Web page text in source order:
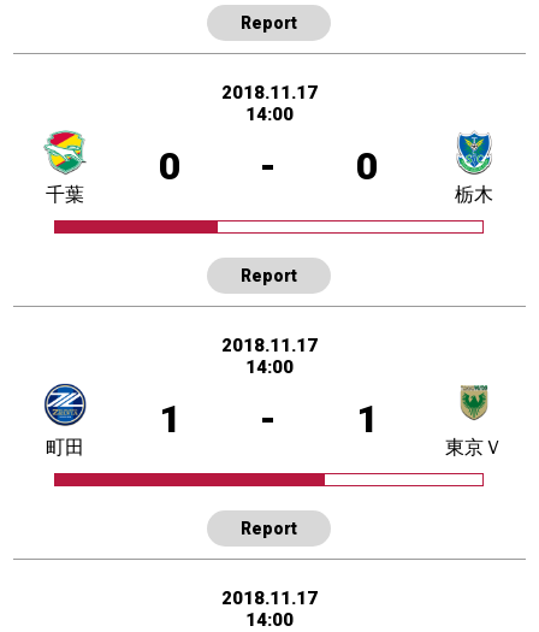
Report
2018.11.17
14:00
0 - 0
千葉 栃木
Report
2018.11.17
14:00
1 - 1
町田 東京Ｖ
Report
2018.11.17
14:00